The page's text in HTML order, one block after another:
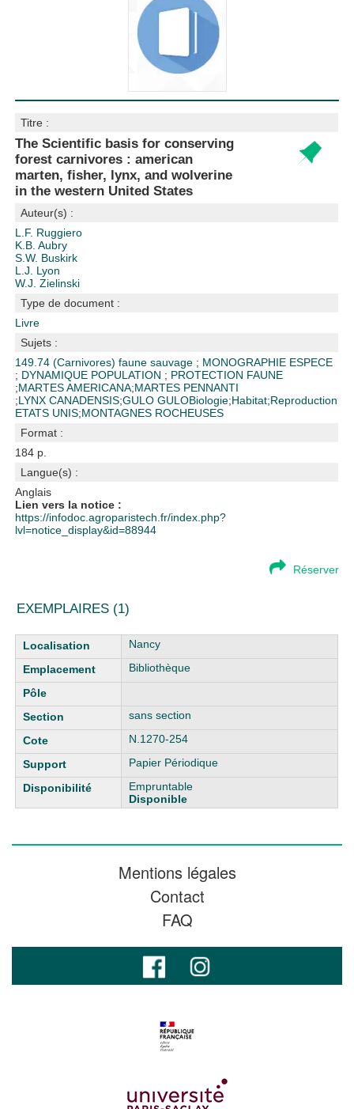
Titre :
The Scientific basis for conserving
forest carnivores : american
marten, fisher, lynx, and wolverine
in the western United States
Auteur(s) :
L.F. Ruggiero
K.B. Aubry
S.W. Buskirk
L.J. Lyon
W.J. Zielinski
Type de document :
Livre
Sujets :
149.74 (Carnivores)faune sauvage ; MONOGRAPHIE ESPECE
; DYNAMIQUE POPULATION ; PROTECTION FAUNE
;MARTES AMERICANA;MARTES PENNANTI
;LYNX CANADENSIS;GULO GULOBiologie;Habitat;Reproduction
ETATS UNIS;MONTAGNES ROCHEUSES
Format :
184 p.
Langue(s) :
Anglais
Lien vers la notice :
https://infodoc.agroparistech.fr/index.php?
lvl=notice_display&id=88944
Réserver
EXEMPLAIRES (1)
Liste des exemplaires
Nancy
Bibliothèque
sans section
N.1270-254
Papier Périodique
Empruntable
Disponible
Mentions légales
Contact
FAQ